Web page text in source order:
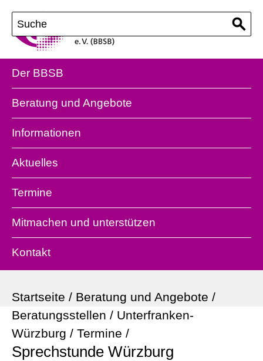
Der BBSB
Beratung und Angebote
Informationen
Aktuelles
Termine
Mitmachen und unterstützen
Kontakt
Startseite / Beratung und Angebote /
Beratungsstellen / Unterfranken-
Würzburg / Termine /
Sprechstunde Würzburg